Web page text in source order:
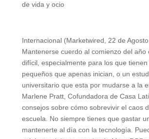
de vida y ocio
Internacional (Marketwired, 22 de
Mantenerse cuerdo al comienzo del año
difícil, especialmente para los que tienen
pequeños que apenas inician, o un
universitario que esta por mudarse a la
Marlene Pratt, Cofundadora de Casa
consejos sobre cómo sobrevivir el caos
escuela. No siempre tienes que gastar
mantenerte al día con la tecnología.